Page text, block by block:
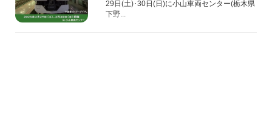
29日(土)･30日(日)に小山車両センター(栃木県
下野...